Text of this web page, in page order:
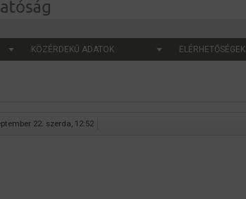
KÖZÉRDEKŰ ADATOK ELÉRHETŐSÉGEK
22. szerda, 12:52